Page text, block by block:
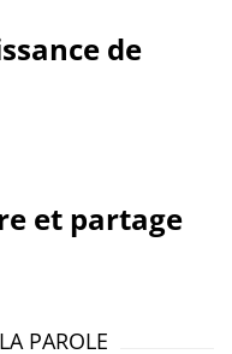
de
et partage
PAROLE